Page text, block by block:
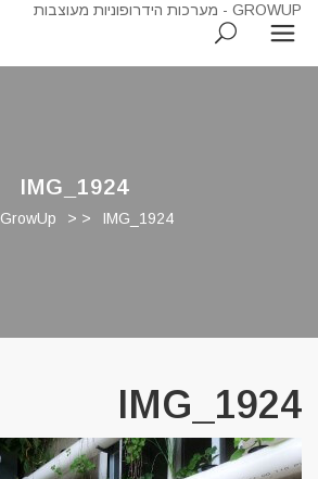
IMG_1924
GrowUp > > IMG_1924
IMG_1924